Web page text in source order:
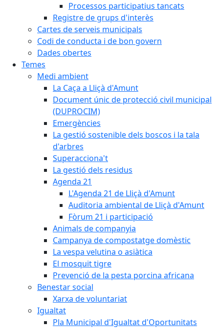
Processos participatius tancats
Registre de grups d'interès
Cartes de serveis municipals
Codi de conducta i de bon govern
Dades obertes
Temes
Medi ambient
La Caça a Lliçà d'Amunt
Document únic de protecció civil municipal
(DUPROCIM)
Emergències
La gestió sostenible dels boscos i la tala
d'arbres
Superacciona't
La gestió dels residus
Agenda 21
L'Agenda 21 de Lliçà d'Amunt
Auditoria ambiental de Lliçà d'Amunt
Fòrum 21 i participació
Animals de companyia
Campanya de compostatge domèstic
La vespa velutina o asiàtica
El mosquit tigre
Prevenció de la pesta porcina africana
Benestar social
Xarxa de voluntariat
Igualtat
Pla Municipal d'Igualtat d'Oportunitats